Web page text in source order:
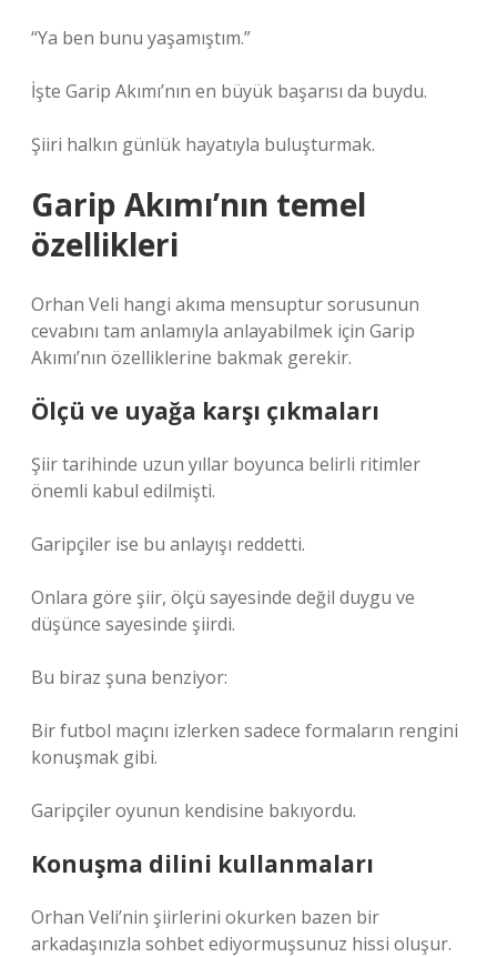
“Ya ben bunu yaşamıştım.”
İşte Garip Akımı’nın en büyük başarısı da buydu.
Şiiri halkın günlük hayatıyla buluşturmak.
Garip Akımı’nın temel
özellikleri
Orhan Veli hangi akıma mensuptur sorusunun
cevabını tam anlamıyla anlayabilmek için Garip
Akımı’nın özelliklerine bakmak gerekir.
Ölçü ve uyağa karşı çıkmaları
Şiir tarihinde uzun yıllar boyunca belirli ritimler
önemli kabul edilmişti.
Garipçiler ise bu anlayışı reddetti.
Onlara göre şiir, ölçü sayesinde değil duygu ve
düşünce sayesinde şiirdi.
Bu biraz şuna benziyor:
Bir futbol maçını izlerken sadece formaların rengini
konuşmak gibi.
Garipçiler oyunun kendisine bakıyordu.
Konuşma dilini kullanmaları
Orhan Veli’nin şiirlerini okurken bazen bir
arkadaşınızla sohbet ediyormuşsunuz hissi oluşur.